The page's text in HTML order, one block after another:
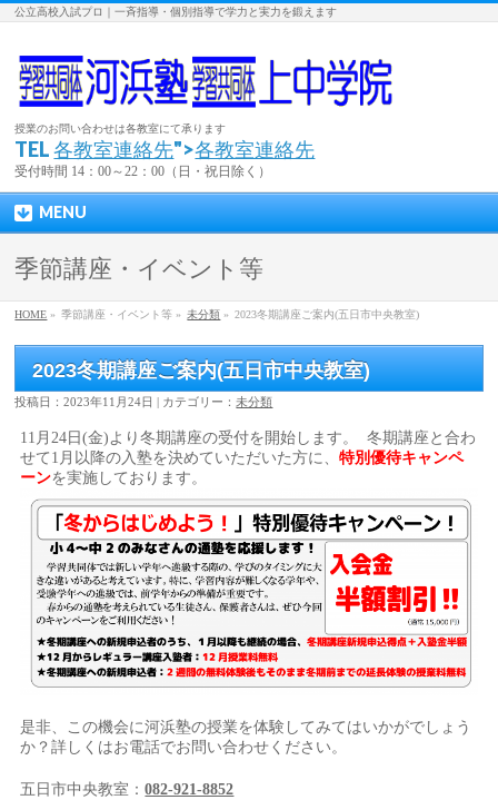
公立高校入試プロ｜一斉指導・個別指導で学力と実力を鍛えます
授業のお問い合わせは各教室にて承ります
TEL各教室連絡先">各教室連絡先
受付時間 14：00～22：00（日・祝日除く）
MENU
季節講座・イベント等
HOME » 季節講座・イベント等 » 未分類 » 2023冬期講座ご案内(五日市中央教室)
2023冬期講座ご案内(五日市中央教室)
投稿日：2023年11月24日 | カテゴリー：未分類
11月24日(金)より冬期講座の受付を開始します。 冬期講座と合わ
せて1月以降の入塾を決めていただいた方に、特別優待キャンペ
ーンを実施しております。
是非、この機会に河浜塾の授業を体験してみてはいかがでしょう
か？詳しくはお電話でお問い合わせください。
五日市中央教室：082-921-8852